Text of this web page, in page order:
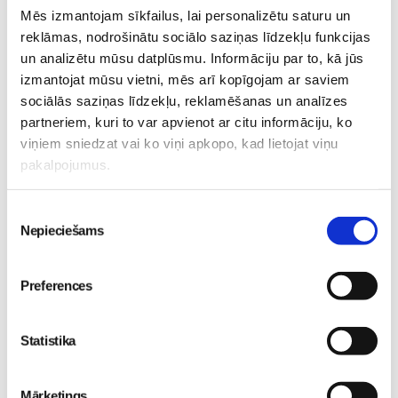
Mēs izmantojam sīkfailus, lai personalizētu saturu un
reklāmas, nodrošinātu sociālo saziņas līdzekļu funkcijas
un analizētu mūsu datplūsmu. Informāciju par to, kā jūs
izmantojat mūsu vietni, mēs arī kopīgojam ar saviem
sociālās saziņas līdzekļu, reklamēšanas un analīzes
partneriem, kuri to var apvienot ar citu informāciju, ko
viņiem sniedzat vai ko viņi apkopo, kad lietojat viņu
pakalpojumus.
izvēle
Nepieciešams
Preferences
Statistika
uzturēt sevi formā vasaras sezonā. Profesionāli kalnu
slēpotāji vasarās daudz brauc ar skrituļslidām un
skrituļslēpēm, kas pēc sajūtām ir līdzīgi sporta veidi.
www.zagarkalns.lv
Baudīsim ziemas priekus kopā!
Talantīgie-bērni